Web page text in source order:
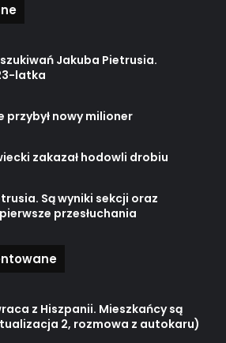
Jakuba Pietrusia.
latka
przybył nowy milioner
zakazał hodowli drobiu
Są wyniki sekcji oraz
przesłuchania
z Hiszpanii. Mieszkańcy są
2, rozmowa z autokaru)